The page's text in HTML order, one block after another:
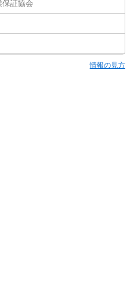
保証協会
情報の見方